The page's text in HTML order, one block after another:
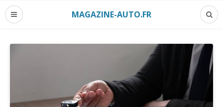
MAGAZINE-AUTO.FR